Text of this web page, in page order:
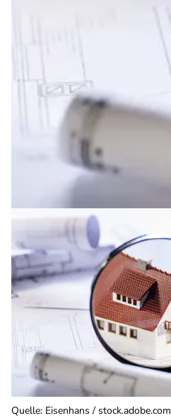
Quelle: Eisenhans / stock.adobe.com